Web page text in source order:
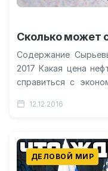
Сколько может
Содержание
2017 Какая цена
справиться с
12.12.2016
ДЕЛОВОЙ МИР